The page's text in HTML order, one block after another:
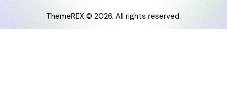
ThemeREX © 2026. All rights reserved.